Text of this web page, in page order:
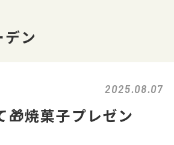
デン
2025.08.07
🎁焼菓子プレゼン